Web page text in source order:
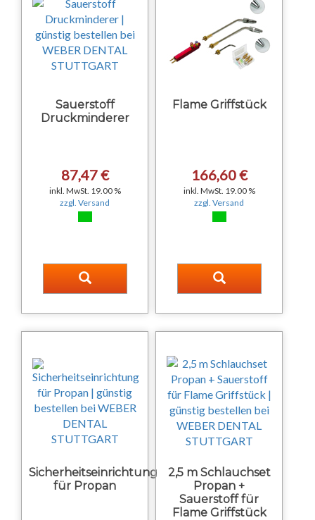
Sauerstoff
Druckminderer
87,47 €
inkl. MwSt. 19.00 %
zzgl. Versand
Flame Griffstück
166,60 €
inkl. MwSt. 19.00 %
zzgl. Versand
Sicherheitseinrichtung
für Propan
2,5 m Schlauchset
Propan +
Sauerstoff für
Flame Griffstück